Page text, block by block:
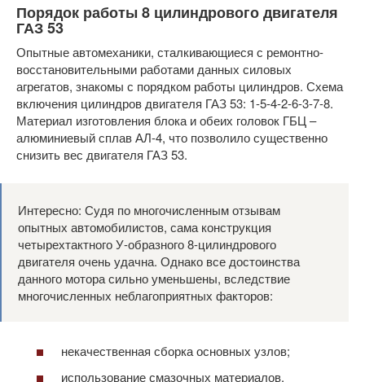
Порядок работы 8 цилиндрового двигателя
ГАЗ 53
Опытные автомеханики, сталкивающиеся с ремонтно-
восстановительными работами данных силовых
агрегатов, знакомы с порядком работы цилиндров. Схема
включения цилиндров двигателя ГАЗ 53: 1-5-4-2-6-3-7-8.
Материал изготовления блока и обеих головок ГБЦ –
алюминиевый сплав АЛ-4, что позволило существенно
снизить вес двигателя ГАЗ 53.
Интересно: Судя по многочисленным отзывам
опытных автомобилистов, сама конструкция
четырехтактного У-образного 8-цилиндрового
двигателя очень удачна. Однако все достоинства
данного мотора сильно уменьшены, вследствие
многочисленных неблагоприятных факторов:
некачественная сборка основных узлов;
использование смазочных материалов,